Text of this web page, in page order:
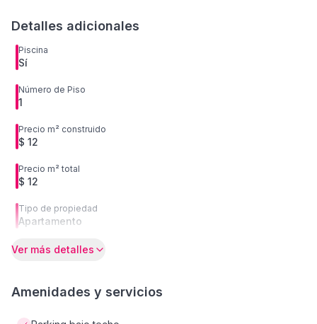
Detalles adicionales
Piscina
Sí
Número de Piso
1
Precio m² construido
$ 12
Precio m² total
$ 12
Tipo de propiedad
Apartamento
Ver más detalles
Amenidades y servicios